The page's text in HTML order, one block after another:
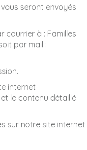
seront envoyés
courrier à : Familles
par mail :
internet
le contenu détaillé
sur notre site internet